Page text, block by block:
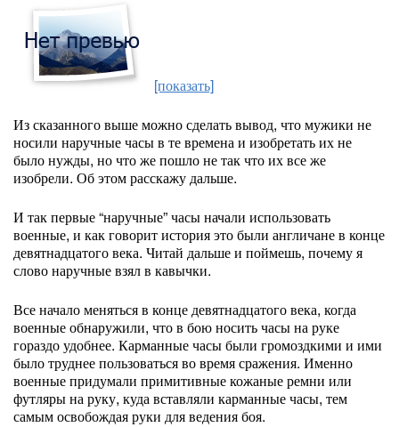
[показать]
Из сказанного выше можно сделать вывод, что мужики не
носили наручные часы в те времена и изобретать их не
было нужды, но что же пошло не так что их все же
изобрели. Об этом расскажу дальше.
И так первые “наручные” часы начали использовать
военные, и как говорит история это были англичане в конце
девятнадцатого века. Читай дальше и поймешь, почему я
слово наручные взял в кавычки.
Все начало меняться в конце девятнадцатого века, когда
военные обнаружили, что в бою носить часы на руке
гораздо удобнее. Карманные часы были громоздкими и ими
было труднее пользоваться во время сражения. Именно
военные придумали примитивные кожаные ремни или
футляры на руку, куда вставляли карманные часы, тем
самым освобождая руки для ведения боя.